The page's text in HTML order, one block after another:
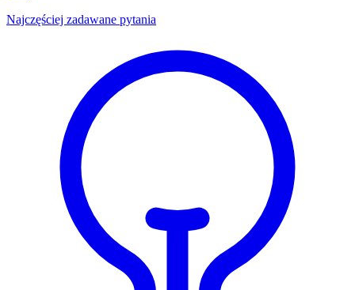
Najczęściej zadawane pytania